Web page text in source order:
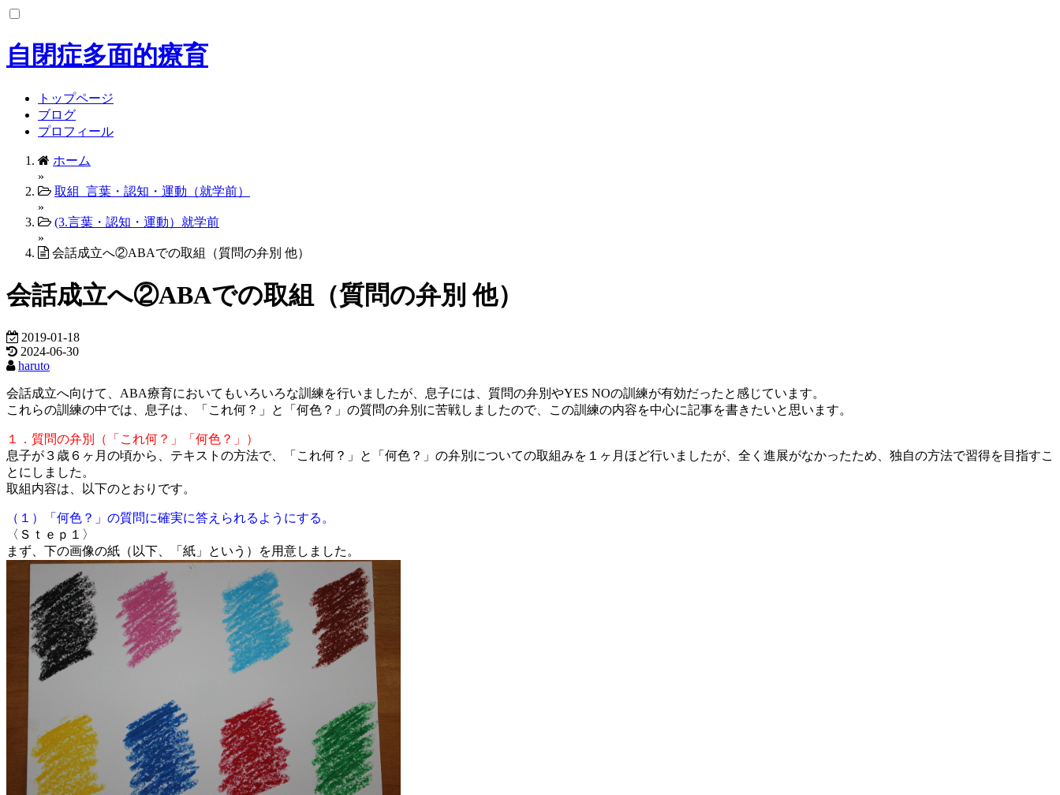
コ
テ
ン
自閉症多面的療育
トップページ
ブログ
プロフィール
ホーム
»
取組_言葉・認知・運動（就学前）
»
(3.言葉・認知・運動）就学前
»
会話成立へ②ABAでの取組（質問の弁別 他）
会話成立へ②ABAでの取組（質問の弁別 他）
2019-01-18
2024-06-30
haruto
会話成立へ向けて、ABA療育においてもいろいろな訓練を行いましたが、息子には、質問の弁別やYES NOの訓練が有効だったと感じています。
これらの訓練の中では、息子は、「これ何？」と「何色？」の質問の弁別に苦戦しましたので、この訓練の内容を中心に記事を書きたいと思います。
１．質問の弁別（「これ何？」「何色？」）
息子が３歳６ヶ月の頃から、テキストの方法で、「これ何？」と「何色？」の弁別についての取組みを１ヶ月ほど行いましたが、全く進展がなかったため、独自の方法で習得を目指すこ
とにしました。
取組内容は、以下のとおりです。
（１）「何色？」の質問に確実に答えられるようにする。
〈Ｓｔｅｐ１〉
まず、下の画像の紙（以下、「紙」という）を用意しました。